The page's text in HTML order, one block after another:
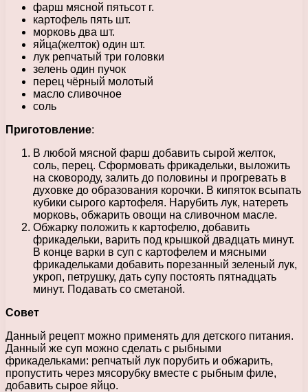
фарш мясной пятьсот г.
картофель пять шт.
морковь два шт.
яйца(желток) один шт.
лук репчатый три головки
зелень один пучок
перец чёрный молотый
масло сливочное
соль
Приготовление:
В любой мясной фарш добавить сырой желток,
соль, перец. Сформовать фрикадельки, выложить
на сковороду, залить до половины и прогревать в
духовке до образования корочки. В кипяток всыпать
кубики сырого картофеля. Нарубить лук, натереть
морковь, обжарить овощи на сливочном масле.
Обжарку положить к картофелю, добавить
фрикадельки, варить под крышкой двадцать минут.
В конце варки в суп с картофелем и мясными
фрикадельками добавить порезанный зеленый лук,
укроп, петрушку, дать супу постоять пятнадцать
минут. Подавать со сметаной.
Совет
Данный рецепт можно применять для детского питания.
Данный же суп можно сделать с рыбными
фрикадельками: репчатый лук порубить и обжарить,
пропустить через мясорубку вместе с рыбным филе,
добавить сырое яйцо.